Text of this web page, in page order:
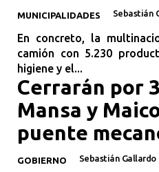
MUNICIPALIDADES Sebastián
En concreto, la
camión con 5.230
higiene y el...
Cerrarán por
Mansa y
puente
GOBIERNO Sebastián Gallardo